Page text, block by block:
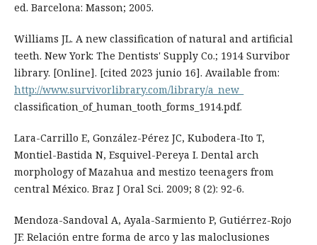
ed. Barcelona: Masson; 2005.
Williams JL. A new classification of natural and artificial
teeth. New York: The Dentists' Supply Co.; 1914 Survibor
library. [Online]. [cited 2023 junio 16]. Available from:
http://www.survivorlibrary.com/library/a_new_
classification_of_human_tooth_forms_1914.pdf.
Lara-Carrillo E, González-Pérez JC, Kubodera-Ito T,
Montiel-Bastida N, Esquivel-Pereya I. Dental arch
morphology of Mazahua and mestizo teenagers from
central México. Braz J Oral Sci. 2009; 8 (2): 92-6.
Mendoza-Sandoval A, Ayala-Sarmiento P, Gutiérrez-Rojo
JF. Relación entre forma de arco y las maloclusiones